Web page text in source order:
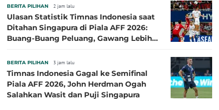
BERITA PILIHAN 2 jam lalu
Ulasan Statistik Timnas Indonesia saat
Ditahan Singapura di Piala AFF 2026:
Buang-Buang Peluang, Gawang Lebih
BERITA PILIHAN 3 jam lalu
Timnas Indonesia Gagal ke Semifinal
Piala AFF 2026, John Herdman Ogah
Salahkan Wasit dan Puji Singapura